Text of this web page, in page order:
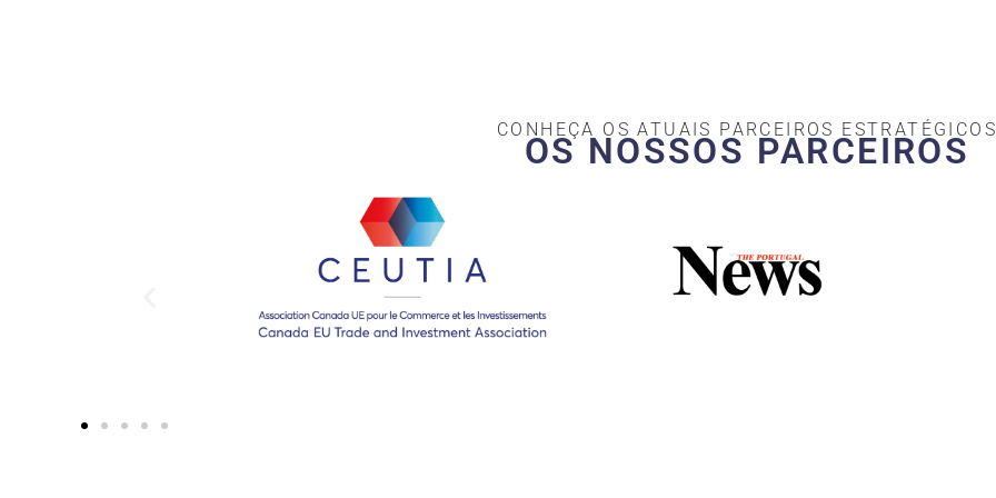
CONHEÇA OS ATUAIS PARCEIROS ESTRATÉGICOS
OS NOSSOS PARCEIROS​